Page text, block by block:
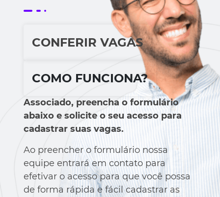
CONFERIR VAGAS
COMO FUNCIONA?
Associado, preencha o formulário
abaixo e solicite o seu acesso para
cadastrar suas vagas.
Ao preencher o formulário nossa
equipe entrará em contato para
efetivar o acesso para que você possa
de forma rápida e fácil cadastrar as